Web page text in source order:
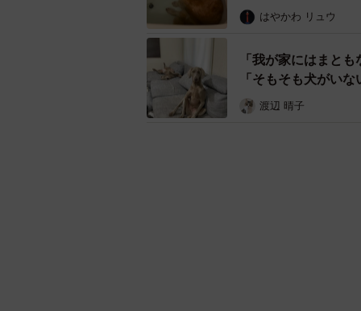
はやかわ リュウ
「我が家にはまと
「そもそも犬がい
渡辺 晴子